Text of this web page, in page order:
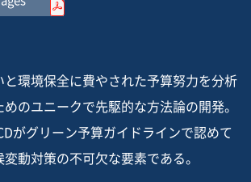
環境保全に費やされた予算努力を分析
のユニークで先駆的な方法論の開発。
がグリーン予算ガイドラインで認めて
動対策の不可欠な要素である。